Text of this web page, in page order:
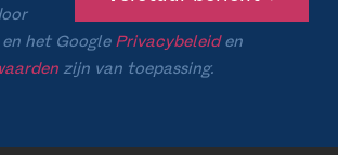
het Google Privacybeleiden
zijn van toepassing.